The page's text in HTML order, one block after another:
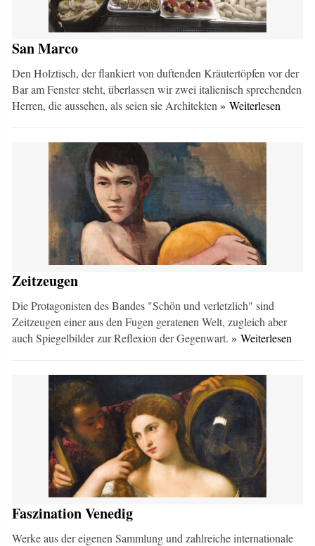
San Marco
Den Holztisch, der flankiert von duftenden Kräutertöpfen vor der
Bar am Fenster steht, überlassen wir zwei italienisch sprechenden
Herren, die aussehen, als seien sie Architekten» Weiterlesen
Zeitzeugen
Die Protagonisten des Bandes "Schön und verletzlich" sind
Zeitzeugen einer aus den Fugen geratenen Welt, zugleich aber
auch Spiegelbilder zur Reflexion der Gegenwart.» Weiterlesen
Faszination Venedig
Werke aus der eigenen Sammlung und zahlreiche internationale